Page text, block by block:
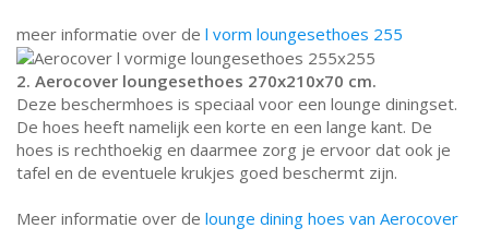
meer informatie over de l vorm loungesethoes 255
2. Aerocover loungesethoes 270x210x70 cm.
Deze beschermhoes is speciaal voor een lounge diningset.
De hoes heeft namelijk een korte en een lange kant. De
hoes is rechthoekig en daarmee zorg je ervoor dat ook je
tafel en de eventuele krukjes goed beschermt zijn.
Meer informatie over de lounge dining hoes van Aerocover